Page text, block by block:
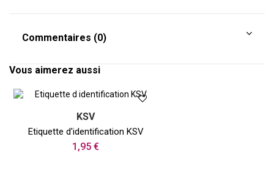
Commentaires (0)
Vous aimerez aussi
KSV
Etiquette d'identification KSV
1,95 €